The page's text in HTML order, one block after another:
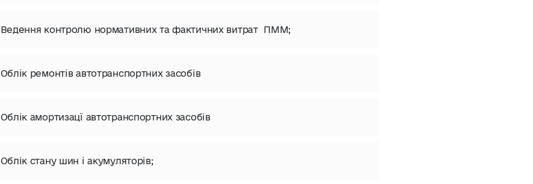
Ведення контролю нормативних та фактичних витрат ПММ;
Облік ремонтів автотранспортних засобів
Облік амортизацї автотранспортних засобів
Облік стану шин і акумуляторів;